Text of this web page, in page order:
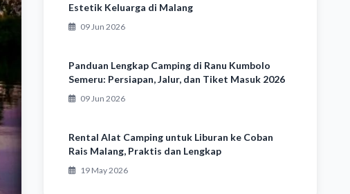
Estetik Keluarga di Malang
09 Jun 2026
Panduan Lengkap Camping di Ranu Kumbolo
Semeru: Persiapan, Jalur, dan Tiket Masuk 2026
09 Jun 2026
Rental Alat Camping untuk Liburan ke Coban
Rais Malang, Praktis dan Lengkap
19 May 2026